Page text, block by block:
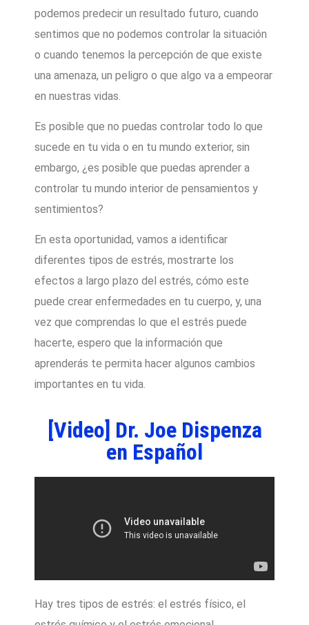
podemos predecir un resultado futuro, cuando
sentimos que no podemos controlar la situación
o cuando tenemos la percepción de que existe
una amenaza, un peligro o que algo va a empeorar
en nuestras vidas.
Es posible que no puedas controlar todo lo que
sucede en tu vida o en tu mundo exterior, sin
embargo, ¿es posible que puedas aprender a
controlar tu mundo interior de pensamientos y
sentimientos?
En esta oportunidad, vamos a identificar
diferentes tipos de estrés, mostrarte los
efectos a largo plazo del estrés, cómo este
puede crear enfermedades en tu cuerpo, y, una
vez que comprendas lo que el estrés puede
hacerte, espero que la información que
aprenderás te permita hacer algunos cambios
importantes en tu vida.
[Video] Dr. Joe Dispenza
en Español
Hay tres tipos de estrés: el estrés físico, el